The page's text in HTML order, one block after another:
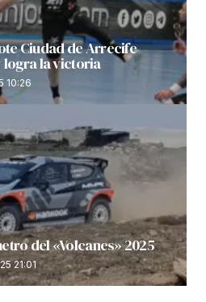
Ciudad de Arrecife
logra la victoria
10:26
del «Volcanes» 2025
21:01